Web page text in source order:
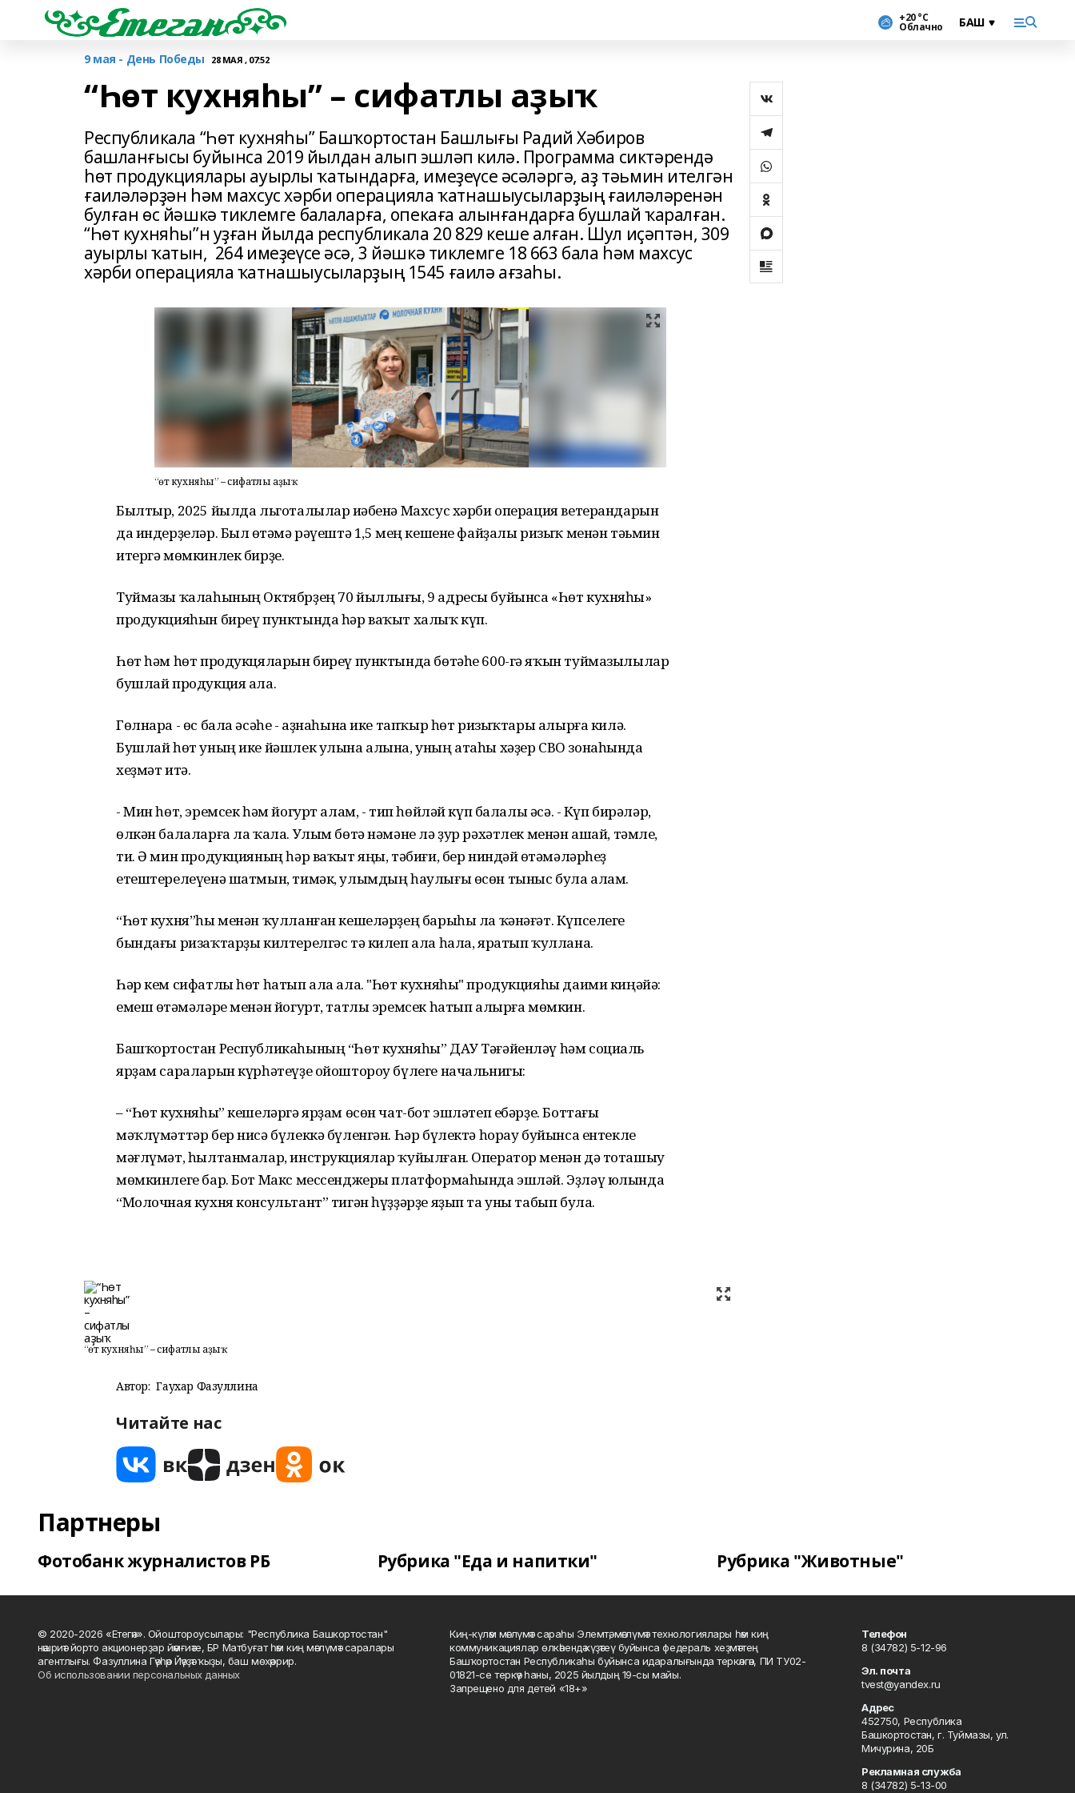
+20 °С
Облачно
9 мая - День Победы 28 МАЯ , 07:52
“Һөт кухняһы” – сифатлы аҙыҡ
Республикала “Һөт кухняһы” Башҡортостан Башлығы Радий Хәбиров
башланғысы буйынса 2019 йылдан алып эшләп килә. Программа сиктәрендә
һөт продукциялары ауырлы ҡатындарға, имеҙеүсе әсәләргә, аҙ тәьмин ителгән
ғаиләләрҙән һәм махсус хәрби операцияла ҡатнашыусыларҙың ғаиләләренән
булған өс йәшкә тиклемге балаларға, опекаға алынғандарға бушлай ҡаралған.
“Һөт кухняһы”н уҙған йылда республикала 20 829 кеше алған. Шул иҫәптән, 309
ауырлы ҡатын, 264 имеҙеүсе әсә, 3 йәшкә тиклемге 18 663 бала һәм махсус
хәрби операцияла ҡатнашыусыларҙың 1545 ғаилә ағзаһы.
“Һөт кухняһы” – сифатлы аҙыҡ
Былтыр, 2025 йылда льготалылар иҫәбенә Махсус хәрби операция ветерандарын
да индерҙеләр. Был өҫтәмә рәүештә 1,5 мең кешене файҙалы ризыҡ менән тәьмин
итергә мөмкинлек бирҙе.
Туймазы ҡалаһының Октябрҙең 70 йыллығы, 9 адресы буйынса «Һөт кухняһы»
продукцияһын биреү пунктында һәр ваҡыт халыҡ күп.
Һөт һәм һөт продукцяларын биреү пунктында бөтәһе 600-гә яҡын туймазылылар
бушлай продукция ала.
Гөлнара - өс бала әсәһе - аҙнаһына ике тапҡыр һөт ризыҡтары алырға килә.
Бушлай һөт уның ике йәшлек улына алына, уның атаһы хәҙер СВО зонаһында
хеҙмәт итә.
- Мин һөт, эремсек һәм йогурт алам, - тип һөйләй күп балалы әсә. - Күп бирәләр,
өлкән балаларға ла ҡала. Улым бөтә нәмәне лә ҙур рәхәтлек менән ашай, тәмле,
ти. Ә мин продукцияның һәр ваҡыт яңы, тәбиғи, бер ниндәй өҫтәмәләрһеҙ
етештерелеүенә шатмын, тимәк, улымдың һаулығы өсөн тыныс була алам.
“Һөт кухня”һы менән ҡулланған кешеләрҙең барыһы ла ҡәнәғәт. Күпселеге
бындағы ризаҡтарҙы килтерелгәс тә килеп ала һала, яратып ҡуллана.
Һәр кем сифатлы һөт һатып ала ала. "Һөт кухняһы" продукцияһы даими киңәйә:
емеш өҫтәмәләре менән йогурт, татлы эремсек һатып алырға мөмкин.
Башҡортостан Республикаһының “Һөт кухняһы” ДАУ Тәғәйенләү һәм социаль
ярҙам сараларын күрһәтеүҙе ойоштороу бүлеге начальнигы:
– “Һөт кухняһы” кешеләргә ярҙам өсөн чат-бот эшләтеп ебәрҙе. Боттағы
мәҡлүмәттәр бер нисә бүлеккә бүленгән. Һәр бүлектә һорау буйынса ентекле
мәғлүмәт, һылтанмалар, инструкциялар ҡуйылған. Оператор менән дә тоташыу
мөмкинлеге бар. Бот Макс мессенджеры платформаһында эшләй. Эҙләү юлында
“Молочная кухня консультант” тигән һүҙҙәрҙе яҙып та уны табып була.
“Һөт кухняһы” – сифатлы аҙыҡ
Автор: Гаухар Фазуллина
Читайте нас
Партнеры
Фотобанк журналистов РБ Рубрика "Еда и напитки" Рубрика "Животные"
© 2020-2026 «Етегән». Ойоштороусылары: "Республика Башкортостан"
нәшриәт йорто акционерҙар йәмғиәте, БР Матбуғат һәм киң мәғлүмәт саралары
агентлығы. Фазуллина Гәүһәр Йәүҙәт ҡыҙы, баш мөхәррир.
Об использовании персональных данных
Киң-күләм мәғлүмәт сараһы Элемтә, мәғлүмәт технологиялары һәм киң
коммуникациялар өлкәһендә күҙәтеү буйынса федераль хеҙмәттең
Башҡортостан Республикаһы буйынса идаралығында теркәлгән, ПИ ТУ02-
01821-се теркәү һаны, 2025 йылдың 19-сы майы.
Запрещено для детей «18+»
Телефон
8 (34782) 5-12-96
Эл. почта
tvest@yandex.ru
Адрес
452750, Республика
Башкортостан, г. Туймазы, ул.
Мичурина, 20Б
Рекламная служба
8 (34782) 5-13-00